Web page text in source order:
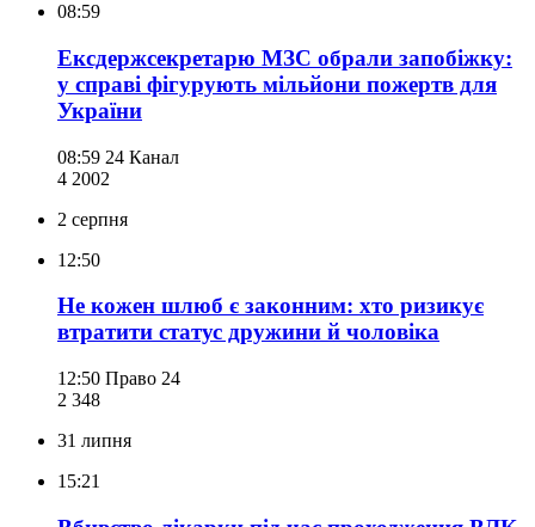
08:59
Ексдержсекретарю МЗС обрали запобіжку:
у справі фігурують мільйони пожертв для
України
08:59 24 Канал
4 2002
2 серпня
12:50
Не кожен шлюб є законним: хто ризикує
втратити статус дружини й чоловіка
12:50 Право 24
2 348
31 липня
15:21